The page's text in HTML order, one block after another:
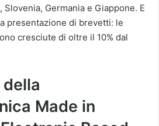
Germania e Giappone. E
presentazione di brevetti: le
cresciute di oltre il 10% dal
della
Made in